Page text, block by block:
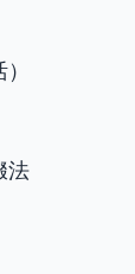
法